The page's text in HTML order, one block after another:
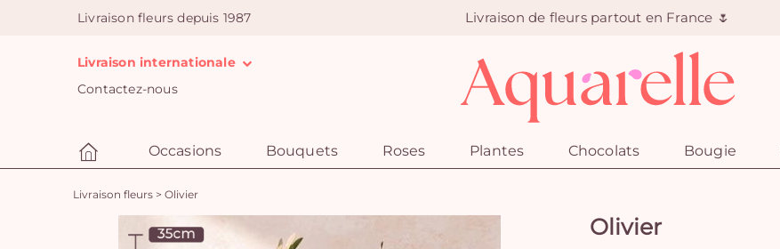
Livraison fleurs depuis 1987 Livraison de fleurs partout en France 🌷
Livraison internationale
Contactez-nous
Occasions Bouquets Roses Plantes Chocolats Bougie
Livraison fleurs > Olivier
Olivier